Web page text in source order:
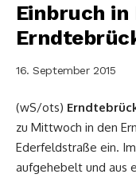
Einbruch
16. September 2015
(wS/ots)
zu Mittwoch in den
Ederfeldstraße ein.
aufgehebelt und aus